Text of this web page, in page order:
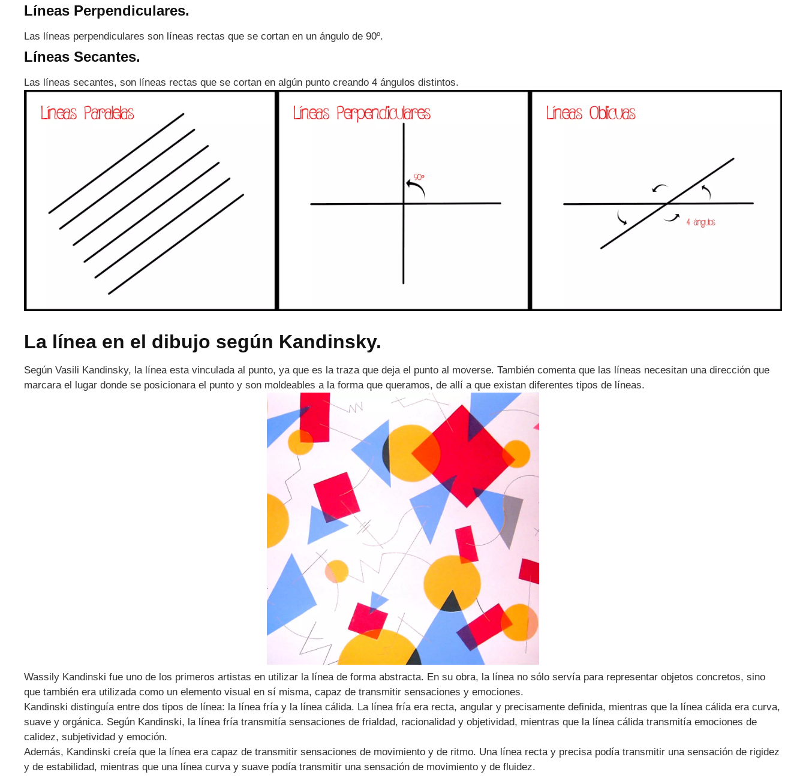
Líneas Perpendiculares.
Las líneas perpendiculares son líneas rectas que se cortan en un ángulo de 90º.
Líneas Secantes.
Las líneas secantes, son líneas rectas que se cortan en algún punto creando 4 ángulos distintos.
La línea en el dibujo según Kandinsky.
Según Vasili Kandinsky, la línea esta vinculada al punto, ya que es la traza que deja el punto al moverse. También comenta que las líneas necesitan una dirección que
marcara el lugar donde se posicionara el punto y son moldeables a la forma que queramos, de allí a que existan diferentes tipos de líneas.
Wassily Kandinski fue uno de los primeros artistas en utilizar la línea de forma abstracta. En su obra, la línea no sólo servía para representar objetos concretos, sino
que también era utilizada como un elemento visual en sí misma, capaz de transmitir sensaciones y emociones.
Kandinski distinguía entre dos tipos de línea: la línea fría y la línea cálida. La línea fría era recta, angular y precisamente definida, mientras que la línea cálida era curva,
suave y orgánica. Según Kandinski, la línea fría transmitía sensaciones de frialdad, racionalidad y objetividad, mientras que la línea cálida transmitía emociones de
calidez, subjetividad y emoción.
Además, Kandinski creía que la línea era capaz de transmitir sensaciones de movimiento y de ritmo. Una línea recta y precisa podía transmitir una sensación de rigidez
y de estabilidad, mientras que una línea curva y suave podía transmitir una sensación de movimiento y de fluidez.